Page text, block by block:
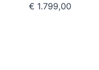
€ 1.799,00